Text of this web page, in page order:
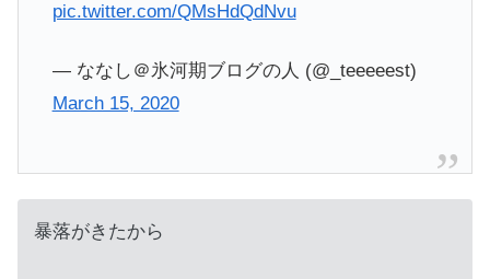
pic.twitter.com/QMsHdQdNvu
— ななし＠氷河期ブログの人 (@_teeeeest)
March 15, 2020
暴落がきたから